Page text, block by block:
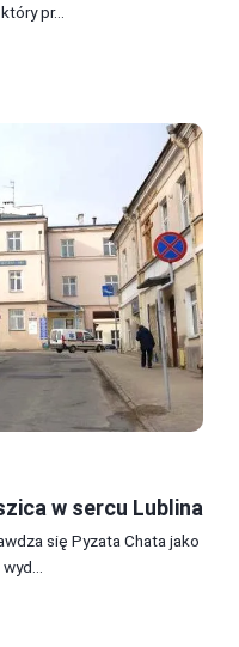
pr...
w sercu Lublina
się Pyzata Chata jako